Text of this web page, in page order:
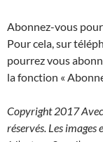
Abonnez-vous
Pour cela, sur
pourrez vous
la fonction «
Copyright 2017
réservés. Les